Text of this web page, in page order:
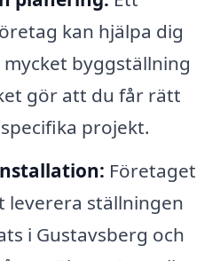
kan hjälpa dig
byggställning
gör att du får rätt
projekt.
Företaget
leverera ställningen
i Gustavsberg och